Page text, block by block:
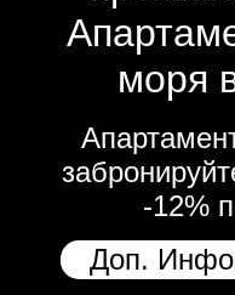
моря
-12%
Доп.